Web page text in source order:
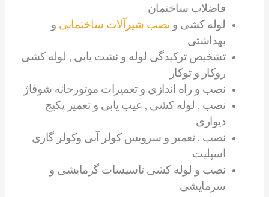
فاضلاب ساختمان
لوله کشی و نصب شیرآلات ساختمانی و
بهداشتی
تشخیص ترکیدگی لوله و نشت یابی , لوله کشی
روکار و توکار
نصب و راه اندازی و تعمیرات موتورخانه شوفاژ
نصب , لوله کشی , عیب یابی و تعمیر پکیج
دیواری
نصب , تعمیر و سرویس کولر آبی وکولر گازی
اسپلیت
نصب و لوله کشی تاسیسات گرمایشی و
سرمایشی